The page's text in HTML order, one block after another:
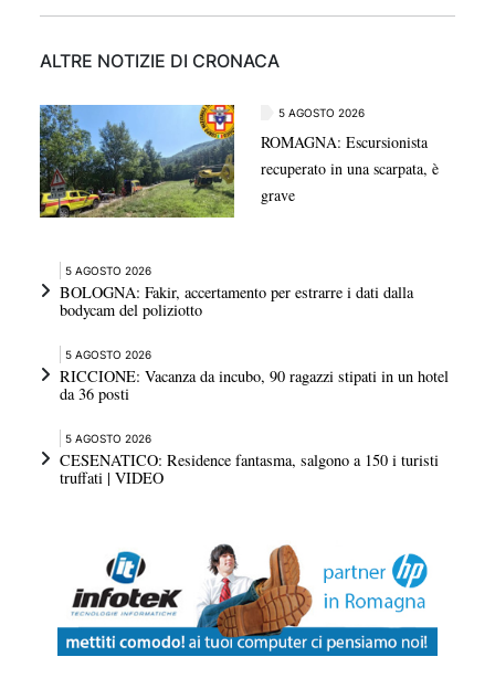
ALTRE NOTIZIE DI CRONACA
5 AGOSTO 2026
ROMAGNA: Escursionista
recuperato in una scarpata, è
grave
5 AGOSTO 2026
BOLOGNA: Fakir, accertamento per estrarre i dati dalla
bodycam del poliziotto
5 AGOSTO 2026
RICCIONE: Vacanza da incubo, 90 ragazzi stipati in un hotel
da 36 posti
5 AGOSTO 2026
CESENATICO: Residence fantasma, salgono a 150 i turisti
truffati | VIDEO